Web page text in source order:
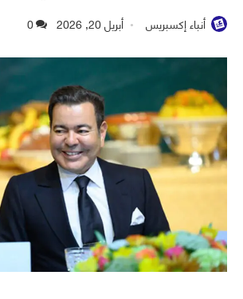
أنباء إكسبريس أبريل 20, 2026 0